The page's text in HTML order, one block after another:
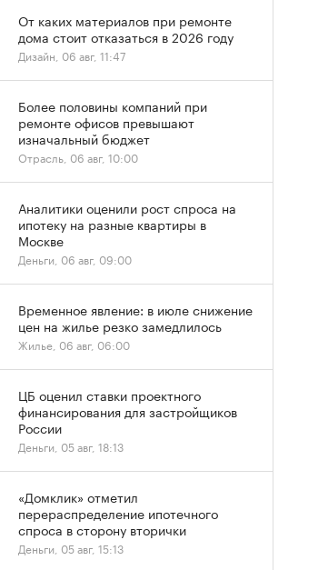
От каких материалов при ремонте
дома стоит отказаться в 2026 году
Дизайн, 06 авг, 11:47
Более половины компаний при
ремонте офисов превышают
изначальный бюджет
Отрасль, 06 авг, 10:00
Аналитики оценили рост спроса на
ипотеку на разные квартиры в
Москве
Деньги, 06 авг, 09:00
Временное явление: в июле снижение
цен на жилье резко замедлилось
Жилье, 06 авг, 06:00
ЦБ оценил ставки проектного
финансирования для застройщиков
России
Деньги, 05 авг, 18:13
«Домклик» отметил
перераспределение ипотечного
спроса в сторону вторички
Деньги, 05 авг, 15:13